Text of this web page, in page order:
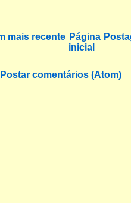
mais recente Página
inicial
Postar comentários (Atom)